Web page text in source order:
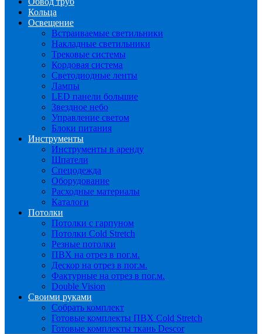
Кольца
Освещение
Встраиваемые светильники
Накладные светильники
Трековые системы
Кордовая система
Светодиодные ленты
Лампы
LED панели большие
Звездное небо
Управление светом
Блоки питания
Инструменты
Инструменты в аренду
Шпатели
Спецодежда
Оборудование
Расходные материалы
Каталоги
Потолки
Потолки с гарпуном
Потолки Cold Stretch
Резные потолки
ПВХ на отрез в пог.м.
Дескор на отрез в пог.м.
Фактурные на отрез в пог.м.
Double Vision
Своими руками
Собрать комплект
Готовые комплекты ПВХ Cold Stretch
Готовые комплекты ткань Descor